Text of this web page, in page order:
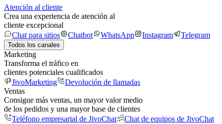
Atención al cliente
Crea una experiencia de atención al
cliente excepcional
Chat para sitios
Chatbot WhatsApp Instagram Telegram
Todos los canales
Marketing
Transforma el tráfico en
clientes potenciales cualificados
JivoMarketing
Devolución de llamadas
Ventas
Consigue más ventas, un mayor valor medio
de los pedidos y una mayor base de clientes
Teléfono empresarial de JivoChat
Chat de equipos de JivoChat